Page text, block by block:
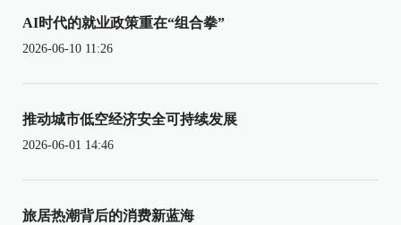
AI时代的就业政策重在“组合拳”
2026-06-10 11:26
推动城市低空经济安全可持续发展
2026-06-01 14:46
旅居热潮背后的消费新蓝海